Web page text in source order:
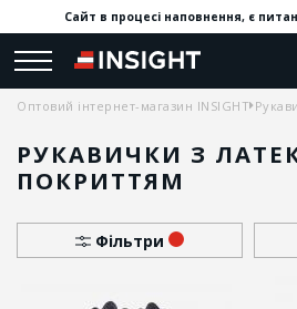
Сайт в процесі наповнення, є
Оптовий інтернет-магазин INSIGHT
РУКАВИЧКИ З
ПОКРИТТЯМ
Фільтри